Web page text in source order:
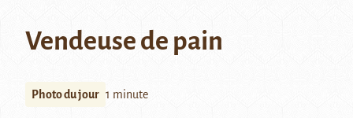
Vendeuse de pain
Photo du jour 1 minute